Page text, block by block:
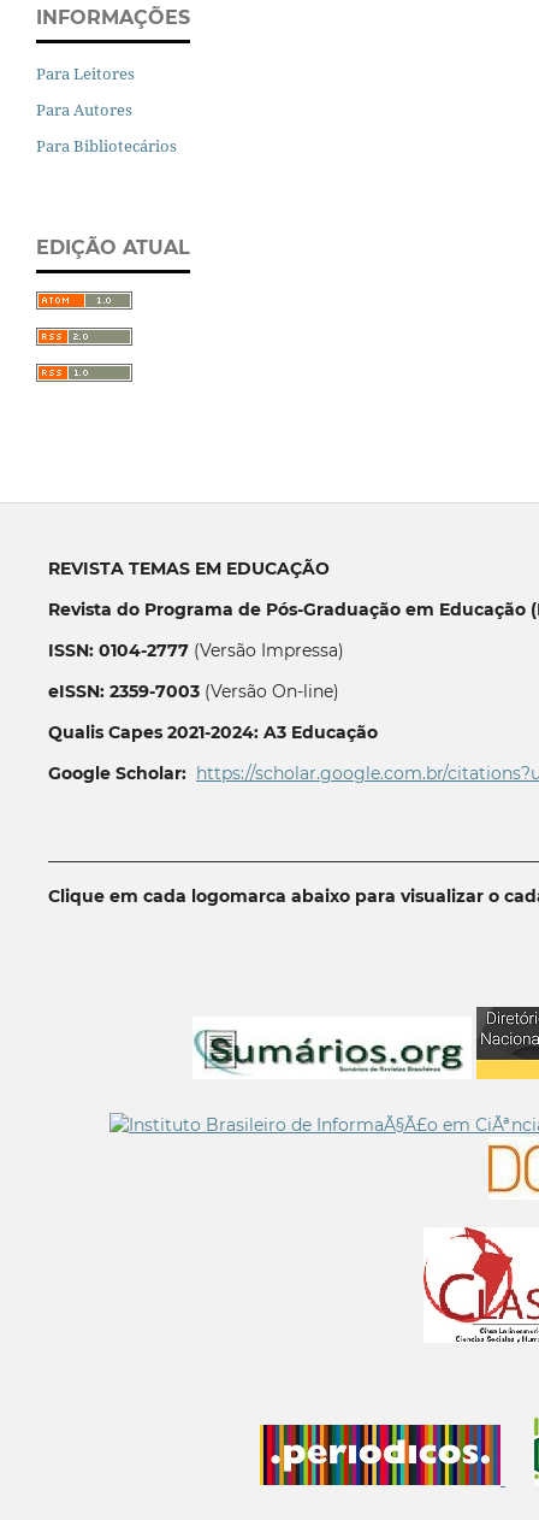
INFORMAÇÕES
Para Leitores
Para Autores
Para Bibliotecários
EDIÇÃO ATUAL
REVISTA TEMAS EM EDUCAÇÃO
Revista do Programa de Pós-Graduação em Educação
ISSN: 0104-2777(Versão Impressa)
eISSN: 2359-7003(Versão On-line)
Qualis Capes 2021-2024: A3 Educação
Google Scholar: https://scholar.google.com.br/
Clique em cada logomarca abaixo para visualizar o